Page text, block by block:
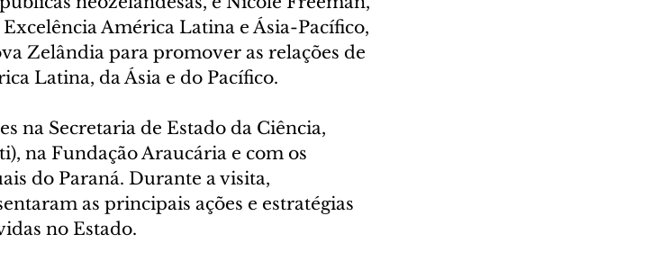
América Latina e Ásia-Pacífico,
Zelândia para promover as relações de
Latina, da Ásia e do Pacífico.
na Secretaria de Estado da Ciência,
na Fundação Araucária e com os
do Paraná. Durante a visita,
as principais ações e estratégias
no Estado.